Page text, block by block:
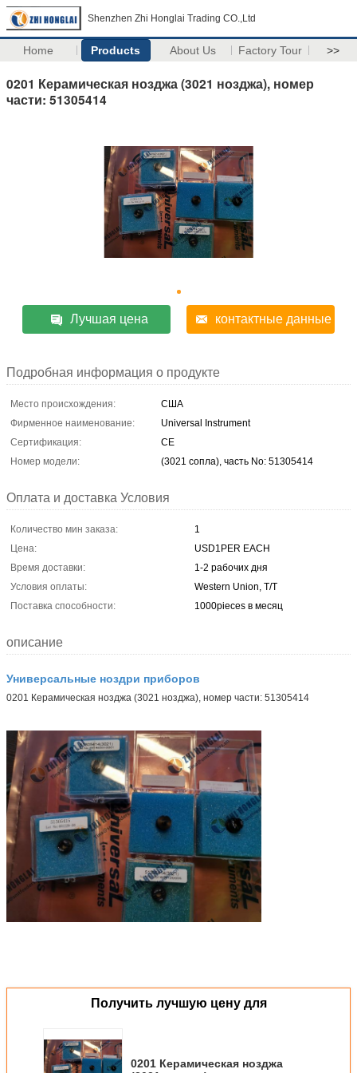
Shenzhen Zhi Honglai Trading CO.,Ltd
Home Products About Us Factory Tour >>
0201 Керамическая нозджа (3021 нозджа), номер
части: 51305414
Лучшая цена контактные данные
Подробная информация о продукте
Место происхождения:
США
Фирменное наименование:
Universal Instrument
Сертификация:
CE
Номер модели:
(3021 сопла), часть No: 51305414
Оплата и доставка Условия
Количество мин заказа:
1
Цена:
USD1PER EACH
Время доставки:
1-2 рабочих дня
Условия оплаты:
Western Union, T/T
Поставка способности:
1000pieces в месяц
описание
Универсальные ноздри приборов
0201 Керамическая нозджа (3021 нозджа), номер части: 51305414
Получить лучшую цену для
0201 Керамическая нозджа